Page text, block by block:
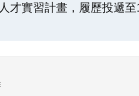
才實習計畫，履歷投遞至